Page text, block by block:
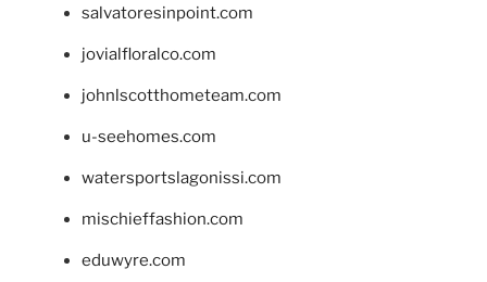
salvatoresinpoint.com
jovialfloralco.com
johnlscotthometeam.com
u-seehomes.com
watersportslagonissi.com
mischieffashion.com
eduwyre.com